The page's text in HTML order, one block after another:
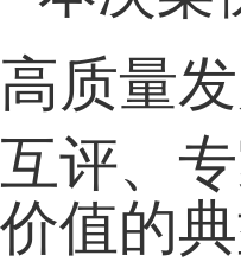
高质量
互评、
价值的